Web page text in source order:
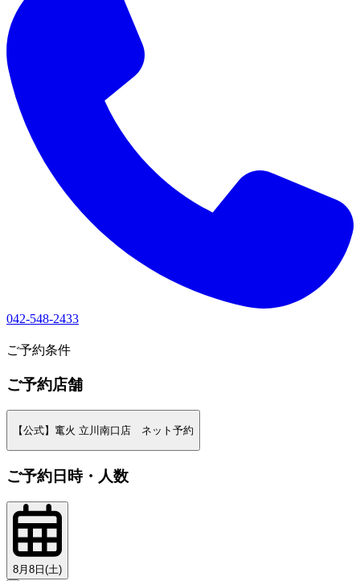
042-548-2433
ご予約条件
ご予約店舗
【公式】竃火 立川南口店 ネット予約
ご予約日時・人数
8月8日(土)